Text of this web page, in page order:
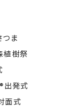
ま
植樹祭
出発式
面式